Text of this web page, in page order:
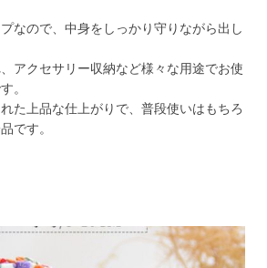
なので、中身をしっかり守りながら出し
アクセサリー収納など様々な用途でお使
。
た上品な仕上がりで、普段使いはもちろ
です。